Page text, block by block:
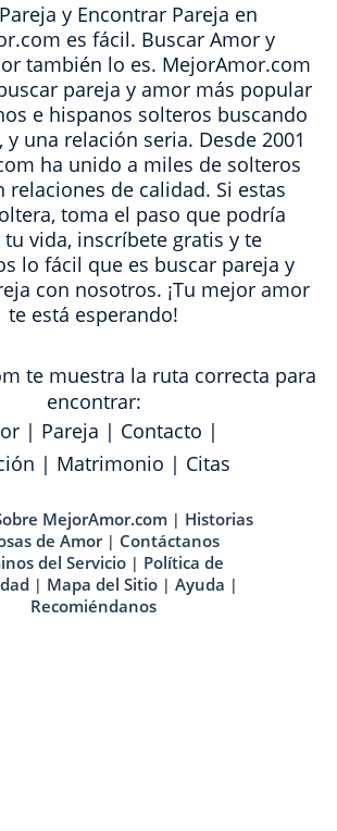
y Encontrar Pareja en
es fácil. Buscar Amor y
también lo es. MejorAmor.com
pareja y amor más popular
e hispanos solteros buscando
una relación seria. Desde 2001
ha unido a miles de solteros
relaciones de calidad. Si estas
toma el paso que podría
vida, inscríbete gratis y te
lo fácil que es buscar pareja y
con nosotros. ¡Tu mejor amor
te está esperando!
te muestra la ruta correcta para
encontrar:
| Pareja | Contacto |
| Matrimonio | Citas
MejorAmor.com | Historias
de Amor| Contáctanos
del Servicio | Política de
| Mapa del Sitio | Ayuda |
Recomiéndanos